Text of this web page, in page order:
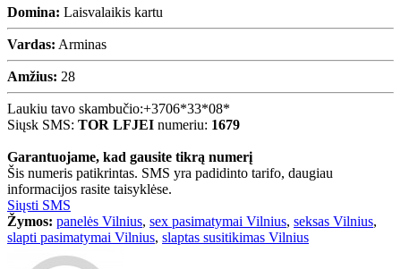
Domina: Laisvalaikis kartu
Vardas: Arminas
Amžius: 28
Laukiu tavo skambučio:+3706*33*08*
Siųsk SMS: TOR LFJEI numeriu: 1679
Garantuojame, kad gausite tikrą numerį
Šis numeris patikrintas. SMS yra padidinto tarifo, daugiau
informacijos rasite taisyklėse.
Siųsti SMS
Žymos: panelės Vilnius, sex pasimatymai Vilnius, seksas Vilnius,
slapti pasimatymai Vilnius, slaptas susitikimas Vilnius